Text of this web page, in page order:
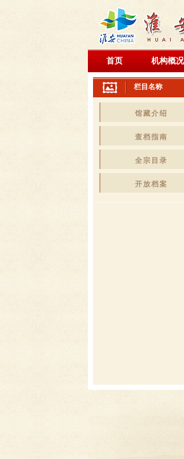
首页 机构概况
栏目名称
馆藏介绍
查档指南
全宗目录
开放档案